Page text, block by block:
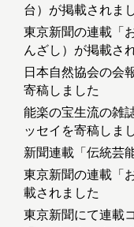
台）が掲載されま
東京新聞の連載「
んざし）が掲載さ
日本自然協会の会
寄稿しました
能楽の宝生流の雑
ッセイを寄稿しま
新聞連載「伝統芸
東京新聞の連載「
載されました
東京新聞にて連載